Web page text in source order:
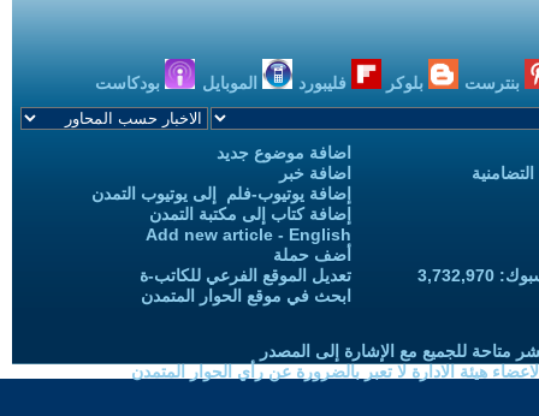
بنترست بلوكر فليبورد الموبايل بودكاست
اضافة موضوع جديد
اضافة خبر
إضافة يوتيوب-فلم إلى يوتيوب التمدن
إضافة كتاب إلى مكتبة التمدن
Add new article - English
أضف حملة
تعديل الموقع الفرعي للكاتب-ة
ابحث في موقع الحوار المتمدن
متاحة للجميع مع الإشارة إلى المصدر
هيئة الادارة لا تعبر بالضرورة عن رأي الحوار المتمدن